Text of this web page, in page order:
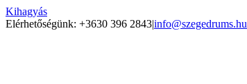
Kihagyás
Elérhetőségünk: +3630 396 2843|info@szegedrums.hu